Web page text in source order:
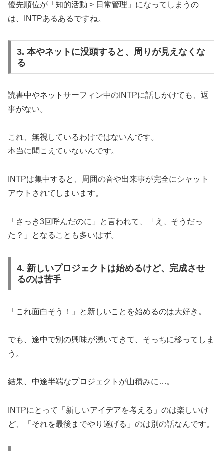
優先順位が「知的活動 > 日常管理」になってしまうの
は、INTPあるあるですね。
3. 本やネットに没頭すると、周りが見えなくな
る
読書中やネットサーフィン中のINTPに話しかけても、返
事がない。
これ、無視しているわけではないんです。
本当に聞こえていないんです。
INTPは集中すると、周囲の音や出来事が完全にシャット
アウトされてしまいます。
「さっき3回呼んだのに」と言われて、「え、そうだっ
た？」となることも多いはず。
4. 新しいプロジェクトは始めるけど、完成させ
るのは苦手
「これ面白そう！」と新しいことを始めるのは大好き。
でも、途中で別の興味が湧いてきて、そっちに移ってしま
う。
結果、中途半端なプロジェクトが山積みに…。
INTPにとって「新しいアイデアを考える」のは楽しいけ
ど、「それを最後までやり遂げる」のは別の話なんです。